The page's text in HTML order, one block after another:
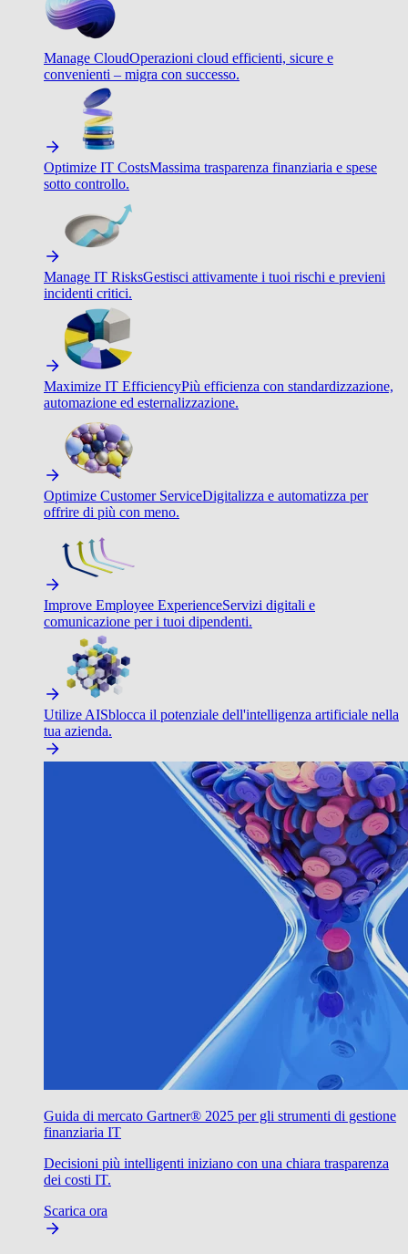
Manage CloudOperazioni cloud efficienti, sicure e
convenienti – migra con successo.
Optimize IT CostsMassima trasparenza finanziaria e spese
sotto controllo.
Manage IT RisksGestisci attivamente i tuoi rischi e previeni
incidenti critici.
Maximize IT EfficiencyPiù efficienza con standardizzazione,
automazione ed esternalizzazione.
Optimize Customer ServiceDigitalizza e automatizza per
offrire di più con meno.
Improve Employee ExperienceServizi digitali e
comunicazione per i tuoi dipendenti.
Utilize AISblocca il potenziale dell'intelligenza artificiale nella
tua azienda.
Guida di mercato Gartner® 2025 per gli strumenti di gestione
finanziaria IT
Decisioni più intelligenti iniziano con una chiara trasparenza
dei costi IT.
Scarica ora